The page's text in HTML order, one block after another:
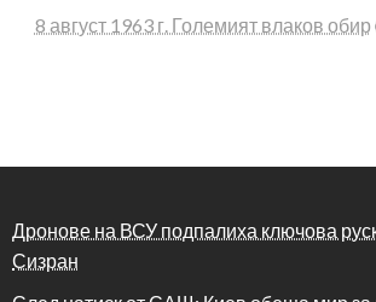
8 август 1963 г. Големият влаков обир
Дронове на ВСУ подпалиха ключова
Сизран